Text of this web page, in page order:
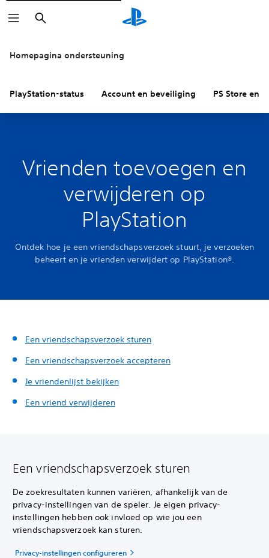
Zoeken
Homepagina ondersteuning
PlayStation-status Account en beveiliging PS Store en
Vrienden toevoegen en
verwijderen op
PlayStation
Ontdek hoe je een vriendschapsverzoek stuurt, je verzoeken
beheert en je vrienden verwijdert op PlayStation®.
Een vriendschapsverzoek sturen
Een vriendschapsverzoek accepteren
Je vriendenlijst bekijken
Een vriend verwijderen
Een vriendschapsverzoek sturen
De zoekresultaten kunnen variëren, afhankelijk van de
privacy-instellingen van de speler. Je eigen privacy-
instellingen hebben ook invloed op wie jou een
vriendschapsverzoek kan sturen.
Privacy-instellingen configureren